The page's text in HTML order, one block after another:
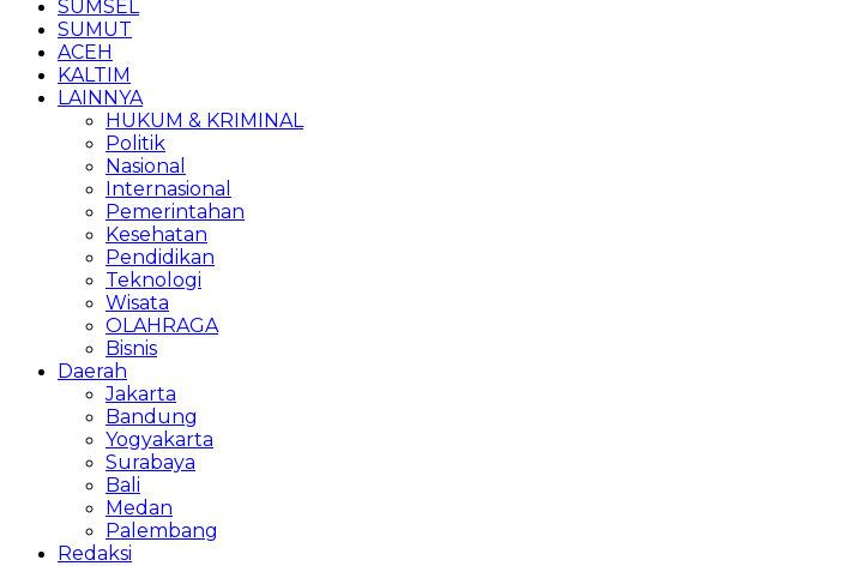
SUMSEL
SUMUT
ACEH
KALTIM
LAINNYA
HUKUM & KRIMINAL
Politik
Nasional
Internasional
Pemerintahan
Kesehatan
Pendidikan
Teknologi
Wisata
OLAHRAGA
Bisnis
Daerah
Jakarta
Bandung
Yogyakarta
Surabaya
Bali
Medan
Palembang
Redaksi